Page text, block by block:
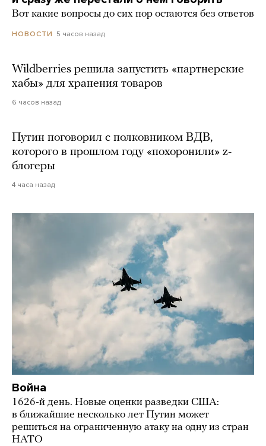
Вот какие вопросы до сих пор остаются без ответов
НОВОСТИ 5 часов назад
Wildberries решила запустить «партнерские
хабы» для хранения товаров
6 часов назад
Путин поговорил с полковником ВДВ,
которого в прошлом году «похоронили» z-
блогеры
4 часа назад
Война
1626-й день. Новые оценки разведки США:
в ближайшие несколько лет Путин может
решиться на ограниченную атаку на одну из стран
НАТО